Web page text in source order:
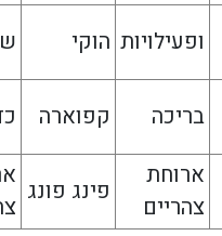
ופעילויות הוקי
בריכה קפוארה
ארוחת
צהריים
פינג פונג